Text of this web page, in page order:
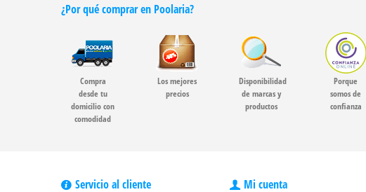
¿Por qué comprar en Poolaria?
Compra
desde tu
domicilio con
comodidad
Los mejores
precios
Disponibilidad
de marcas y
productos
Porque
somos de
confianza
Servicio al cliente Mi cuenta